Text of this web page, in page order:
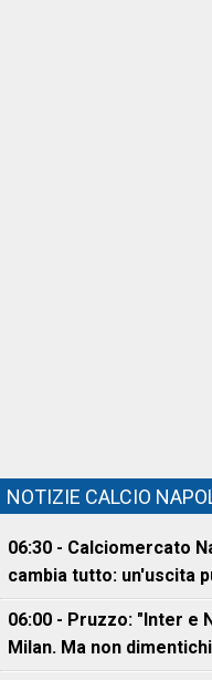
NOTIZIE CALCIO
06:30 - Calciomercato
cambia tutto: un'uscita
06:00 - Pruzzo: "Inter e
Milan. Ma non